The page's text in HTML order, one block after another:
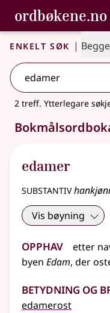
Gå til
Tilgjenge
ordbøkene.no
Bokmålsordboka og
Enkelt søk |
2 treff. Ytterlegare
edamer
substantiv
Vis bøyning
Opphav etter
byen Edam, der
Betydning og
edamerost